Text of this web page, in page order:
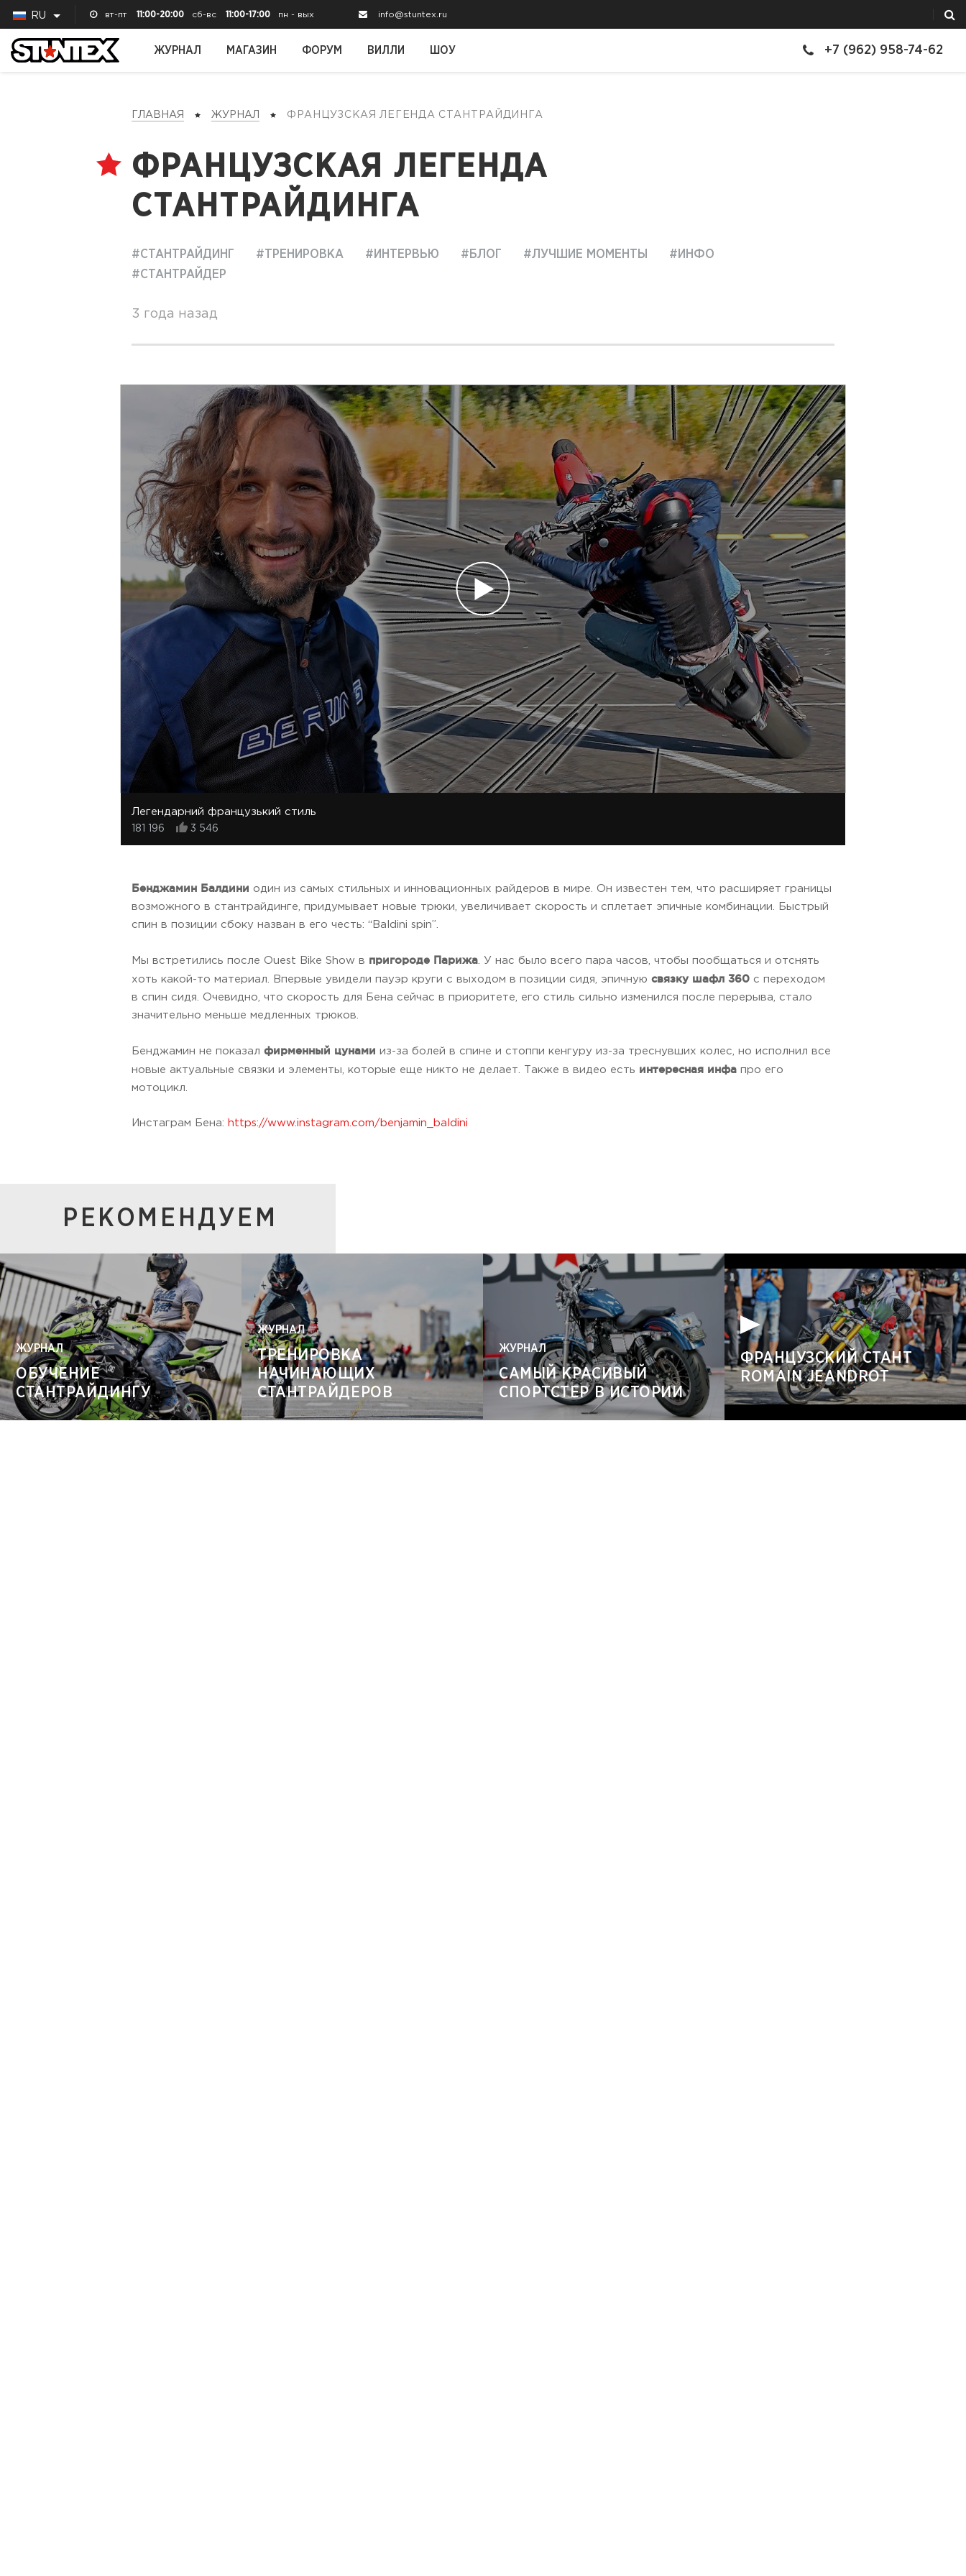
RU вт-пт 11:00-20:00 сб-вс 11:00-17:00 пн - вых info@stuntex.ru
ЖУРНАЛ МАГАЗИН ФОРУМ ВИЛЛИ ШОУ +7 (962) 958-74-62
ГЛАВНАЯ ЖУРНАЛ ФРАНЦУЗСКАЯ ЛЕГЕНДА СТАНТРАЙДИНГА
ФРАНЦУЗСКАЯ ЛЕГЕНДА
СТАНТРАЙДИНГА
#СТАНТРАЙДИНГ #ТРЕНИРОВКА #ИНТЕРВЬЮ #БЛОГ #ЛУЧШИЕ МОМЕНТЫ
#ИНФО
#СТАНТРАЙДЕР
3 года назад
Легендарний французький стиль
181 196 3 546
Бенджамин Балдини один из самых стильных и инновационных райдеров в мире. Он известен тем, что расширяет границы
возможного в стантрайдинге, придумывает новые трюки, увеличивает скорость и сплетает эпичные комбинации. Быстрый
спин в позиции сбоку назван в его честь: “Baldini spin”.
Мы встретились после Ouest Bike Show в пригороде Парижа . У нас было всего пара часов, чтобы пообщаться и отснять
хоть какой-то материал. Впервые увидели пауэр круги с выходом в позиции сидя, эпичную связку шафл 360 с переходом
в спин сидя. Очевидно, что скорость для Бена сейчас в приоритете, его стиль сильно изменился после перерыва, стало
значительно меньше медленных трюков.
Бенджамин не показал фирменный цунами из-за болей в спине и стоппи кенгуру из-за треснувших колес, но исполнил все
новые актуальные связки и элементы, которые еще никто не делает. Также в видео есть интересная инфа про его
мотоцикл.
Инстаграм Бена: https://www.instagram.com/benjamin_baldini
РЕКОМЕНДУЕМ
ЖУРНАЛ
ОБУЧЕНИЕ
СТАНТРАЙДИНГУ
ЖУРНАЛ
ТРЕНИРОВКА
НАЧИНАЮЩИХ
СТАНТРАЙДЕРОВ
ЖУРНАЛ
САМЫЙ КРАСИВЫЙ
СПОРТСТЕР В ИСТОРИИ
ФРАНЦУЗСКИЙ СТАНТ
ROMAIN JEANDROT